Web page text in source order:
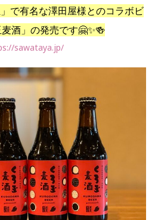
で有名な澤田屋様とのコラボビ
酒」の発売です🤗✨🍻
sawataya.jp/